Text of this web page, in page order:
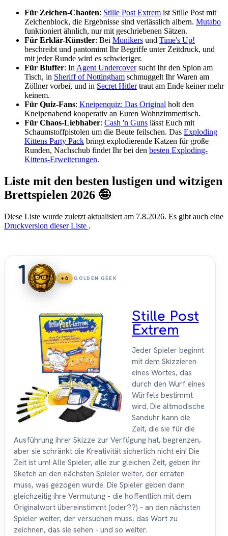
Für Zeichen-Chaoten: Stille Post Extrem ist Stille Post mit
Zeichenblock, die Ergebnisse sind verlässlich albern. Mutabo
funktioniert ähnlich, nur mit geschriebenen Sätzen.
Für Erklär-Künstler: Bei Monikers und Time's Up!
beschreibt und pantomimt Ihr Begriffe unter Zeitdruck, und
mit jeder Runde wird es schwieriger.
Für Bluffer: InAgent Undercoversucht Ihr den Spion am
Tisch, in Sheriff of Nottingham schmuggelt Ihr Waren am
Zöllner vorbei, und in Secret Hitlertraut am Ende keiner mehr
keinem.
Für Quiz-Fans: Kneipenquiz: Das Original holt den
Kneipenabend kooperativ an Euren Wohnzimmertisch.
Für Chaos-Liebhaber: Cash 'n Guns lässt Euch mit
Schaumstoffpistolen um die Beute feilschen. Das Exploding
Kittens Party Pack bringt explodierende Katzen für große
Runden, Nachschub findet Ihr bei den besten Exploding-
Kittens-Erweiterungen.
Liste mit den besten lustigen und witzigen
Brettspielen 2026 🤪
Diese Liste wurde zuletzt aktualisiert am 7.8.2026. Es gibt auch eine
Druckversion dieser Liste .
1 +6 GOLDEN GEEK
Stille Post
Extrem
Jeder Spieler beginnt
mit dem Skizzieren
eines Wortes, das
durch den Wurf eines
Würfels bestimmt
wird. Die altmodische
Sanduhr kann die
Zeit, die sie für die
Ausführung ihrer Skizze zur Verfügung hat, begrenzen,
aber sie schränkt die Kreativität sicherlich nicht ein! Die
Zeit ist um! Alle Spieler, alle zur gleichen Zeit, geben ihr
Sketch an den nächsten Spieler weiter, der erraten
muss, was gezogen wurde. Die Spieler geben dann
gleichzeitig ihre Vermutung - die hoffentlich mit dem
Originalwort übereinstimmt (oder??) - an den nächsten
Spieler weiter, der versuchen muss, das Wort zu
zeichnen, das sie sehen - und so weiter.